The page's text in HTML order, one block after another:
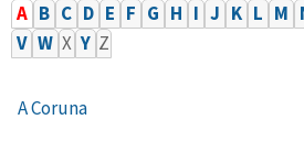
A B C D E F G H I J K L M
V W X Y Z
A Coruna